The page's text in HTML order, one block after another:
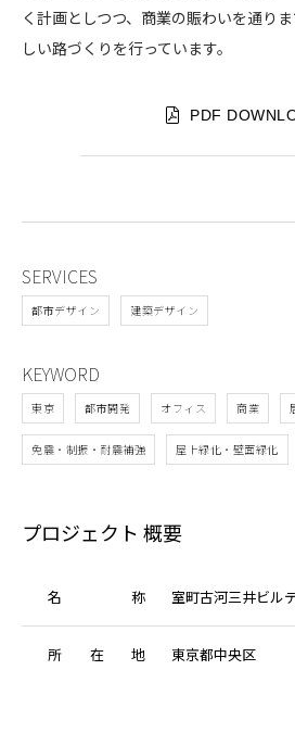
く計画としつつ、商業の賑わいを通り
しい路づくりを行っています。
PDF
SERVICES
都市デザイン 建築デザイン
KEYWORD
東京 都市開発 オフィス 商業
免震・制振・耐震補強 屋上緑化・壁面緑化
プロジェクト 概要
名 称 室町古河三井ビル
所 在 地 東京都中央区